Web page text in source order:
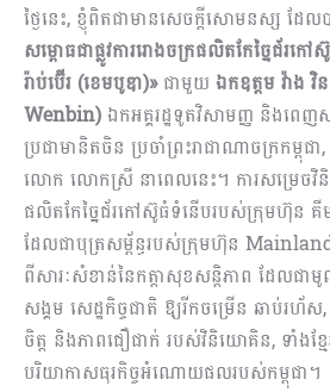
ថ្ងៃនេះ, ខ្ញុំពិតជាមានសេចក្ដីសោមនស្ស ដែ
សម្ពោធជាផ្លូវការរោងចក្រផលិតកែច្នៃជ័
រ៉ាប់ប៊ើរ (ខេមបូឌា)»ជាមួយ ឯកឧត្តម វ៉ាង
Wenbin)ឯកអគ្គរដ្ឋទូតវិសាមញ្ញ និងពេញ
ប្រជាមានិតចិន ប្រចាំព្រះរាជាណាចក្រកម្ពុ
លោក លោកស្រី នាពេលនេះ។ ការសម្រេច
ផលិតកែច្នៃជ័រកៅស៊ូធំទំនើបរបស់ក្រុមហ៊ុន គី
ដែលជាបុត្រសម្ព័ន្ធរបស់ក្រុមហ៊ុន
ពីសារៈសំខាន់នៃកត្តាសុខសន្តិភាព ដែលជាមូល
សង្គម សេដ្ឋកិច្ចជាតិ ឱ្យរីកចម្រើន ឆាប់រហ័
ចិត្ត និងភាពជឿជាក់ របស់វិនិយោគិន, ទាំងខ្
បរិយាកាសធុរកិច្ចអំណោយផលរបស់កម្ពុជា។